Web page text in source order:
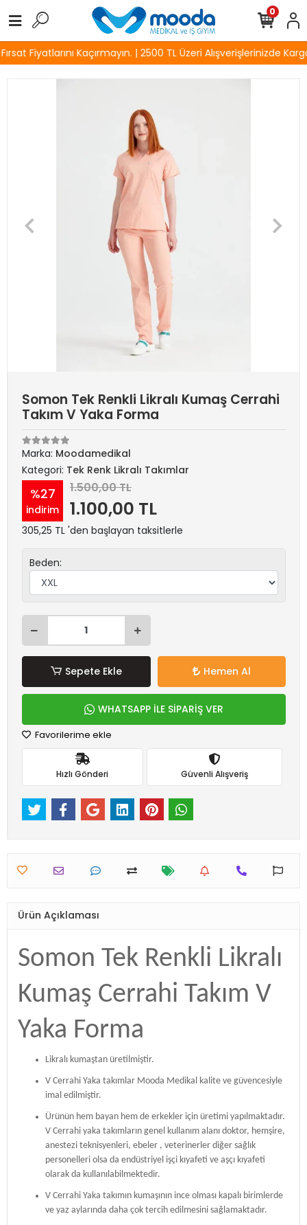
Fiyatlarını Kaçırmayın. | 2500 TL Üzeri Alışverişlerinizde
0
Somon Tek Renkli Likralı Kumaş Cerrahi
Takım V Yaka Forma
Marka: Moodamedikal
Kategori: Tek Renk Likralı Takımlar
%27
indirim
1.500,00 TL
1.100,00 TL
305,25 TL 'den başlayan taksitlerle
Beden:
Sepete Ekle Hemen Al
WHATSAPP İLE SİPARİŞ VER
Favorilerime ekle
Hızlı Gönderi Güvenli Alışveriş
Ürün Açıklaması
Somon Tek Renkli Likralı
Kumaş Cerrahi Takım V
Yaka Forma
Likralı kumaştan üretilmiştir.
V Cerrahi Yaka takımlar Mooda Medikal kalite ve güvencesiyle
imal edilmiştir.
Ürünün hem bayan hem de erkekler için üretimi yapılmaktadır.
V Cerrahi yaka takımların genel kullanım alanı doktor, hemşire,
anestezi teknisyenleri, ebeler , veterinerler diğer sağlık
personelleri olsa da endüstriyel işçi kıyafeti ve aşçı kıyafeti
olarak da kullanılabilmektedir.
V Cerrahi Yaka takımın kumaşının ince olması kapalı birimlerde
ve yaz aylarında daha çok tercih edilmesini sağlamaktadır.